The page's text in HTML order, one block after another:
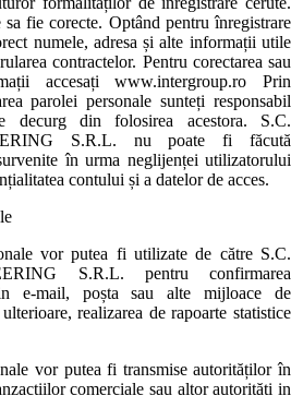
fie corecte. Optând pentru înregistrare
numele, adresa și alte informații utile
contractelor. Pentru corectarea sau
accesați www.intergroup.ro Prin
parolei personale sunteți responsabil
decurg din folosirea acestora. S.C.
S.R.L. nu poate fi făcută
în urma neglijenței utilizatorului
contului și a datelor de acces.
vor putea fi utilizate de către S.C.
S.R.L. pentru confirmarea
e-mail, poșta sau alte mijloace de
realizarea de rapoarte statistice
vor putea fi transmise autorităților în
comerciale sau altor autorități in